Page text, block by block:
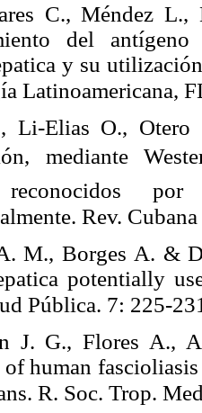
C., Méndez
del
y su
Latinoamericana,
Li-Elias O.,
mediante
reconocidos
Rev.
M., Borges A. &
potentially
Pública. 7: 225-
J. G., Flores A.,
human
R. Soc. Trop.